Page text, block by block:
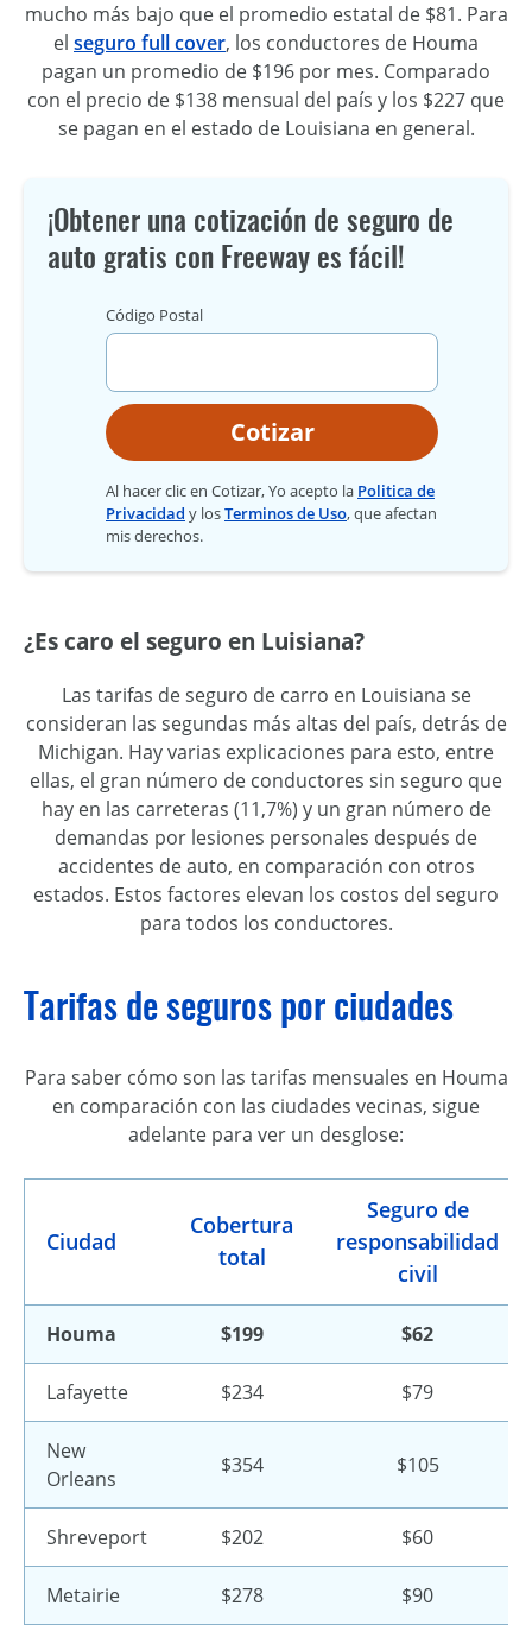
mucho más bajo que el promedio estatal de $81. Para
el seguro full cover, los conductores de Houma
pagan un promedio de $196 por mes. Comparado
con el precio de $138 mensual del país y los $227 que
se pagan en el estado de Louisiana en general.
¡Obtener una cotización de seguro de
auto gratis con Freeway es fácil!
Código Postal
Cotizar
Al hacer clic en Cotizar, Yo acepto la Politica de
Privacidad y losTerminos de Uso, que afectan
mis derechos.
¿Es caro el seguro en Luisiana?
Las tarifas de seguro de carro en Louisiana se
consideran las segundas más altas del país, detrás de
Michigan. Hay varias explicaciones para esto, entre
ellas, el gran número de conductores sin seguro que
hay en las carreteras (11,7%) y un gran número de
demandas por lesiones personales después de
accidentes de auto, en comparación con otros
estados. Estos factores elevan los costos del seguro
para todos los conductores.
Tarifas de seguros por ciudades
Para saber cómo son las tarifas mensuales en Houma
en comparación con las ciudades vecinas, sigue
adelante para ver un desglose:
Ciudad
Cobertura
total
Seguro de
responsabilidad
civil
Houma $199 $62
Lafayette $234 $79
New
Orleans
$354 $105
Shreveport $202 $60
Metairie $278 $90